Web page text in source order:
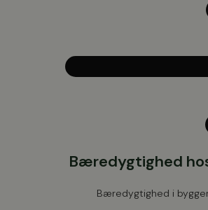
Bæredygtighed
Bæredygtighed i